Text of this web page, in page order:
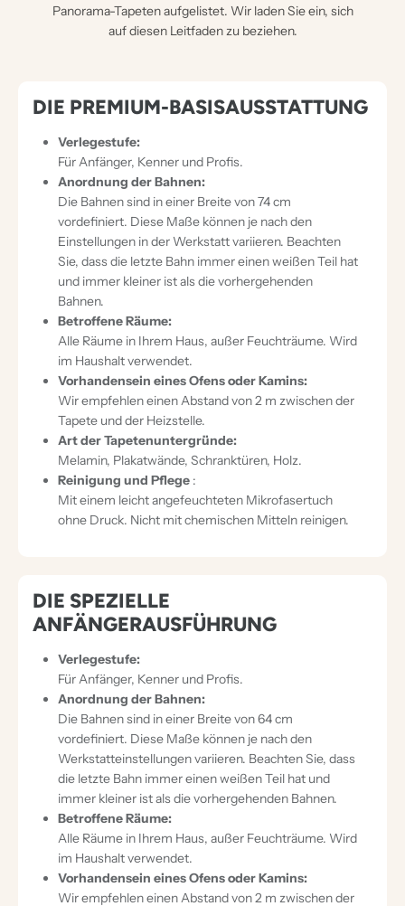
Panorama-Tapeten aufgelistet. Wir laden Sie ein, sich
auf diesen Leitfaden zu beziehen.
DIE PREMIUM-BASISAUSSTATTUNG
Verlegestufe:
Für Anfänger, Kenner und Profis.
Anordnung der Bahnen:
Die Bahnen sind in einer Breite von 74 cm
vordefiniert. Diese Maße können je nach den
Einstellungen in der Werkstatt variieren. Beachten
Sie, dass die letzte Bahn immer einen weißen Teil hat
und immer kleiner ist als die vorhergehenden
Bahnen.
Betroffene Räume:
Alle Räume in Ihrem Haus, außer Feuchträume. Wird
im Haushalt verwendet.
Vorhandensein eines Ofens oder Kamins:
Wir empfehlen einen Abstand von 2 m zwischen der
Tapete und der Heizstelle.
Art der Tapetenuntergründe:
Melamin, Plakatwände, Schranktüren, Holz.
Reinigung und Pflege :
Mit einem leicht angefeuchteten Mikrofasertuch
ohne Druck. Nicht mit chemischen Mitteln reinigen.
DIE SPEZIELLE
ANFÄNGERAUSFÜHRUNG
Verlegestufe:
Für Anfänger, Kenner und Profis.
Anordnung der Bahnen:
Die Bahnen sind in einer Breite von 64 cm
vordefiniert. Diese Maße können je nach den
Werkstatteinstellungen variieren. Beachten Sie, dass
die letzte Bahn immer einen weißen Teil hat und
immer kleiner ist als die vorhergehenden Bahnen.
Betroffene Räume:
Alle Räume in Ihrem Haus, außer Feuchträume. Wird
im Haushalt verwendet.
Vorhandensein eines Ofens oder Kamins:
Wir empfehlen einen Abstand von 2 m zwischen der